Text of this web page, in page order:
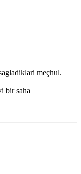
meçhul.
bir saha